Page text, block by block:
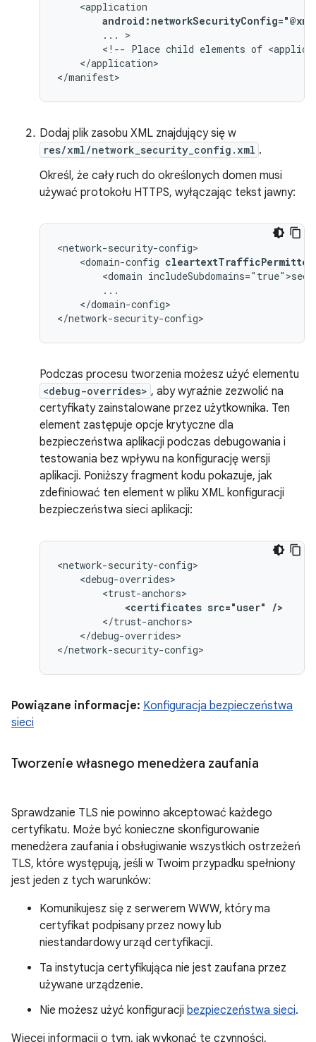
...
<!-- Place child elements of
</application>
</manifest>
Dodaj plik zasobu XML znajdujący się w
res/xml/network_security_config.xml .
Określ, że cały ruch do określonych domen musi
używać protokołu HTTPS, wyłączając tekst jawny:
<domain-config
<domain
</domain-config>
</network-security-config>
Podczas procesu tworzenia możesz użyć elementu
<debug-overrides> , aby wyraźnie zezwolić na
certyfikaty zainstalowane przez użytkownika. Ten
element zastępuje opcje krytyczne dla
bezpieczeństwa aplikacji podczas debugowania i
testowania bez wpływu na konfigurację wersji
aplikacji. Poniższy fragment kodu pokazuje, jak
zdefiniować ten element w pliku XML konfiguracji
bezpieczeństwa sieci aplikacji:
<certificates src="user" />
</debug-overrides>
</network-security-config>
Powiązane informacje: Konfiguracja bezpieczeństwa
sieci
Tworzenie własnego menedżera zaufania
Sprawdzanie TLS nie powinno akceptować każdego
certyfikatu. Może być konieczne skonfigurowanie
menedżera zaufania i obsługiwanie wszystkich ostrzeżeń
TLS, które występują, jeśli w Twoim przypadku spełniony
jest jeden z tych warunków:
Komunikujesz się z serwerem WWW, który ma
certyfikat podpisany przez nowy lub
niestandardowy urząd certyfikacji.
Ta instytucja certyfikująca nie jest zaufana przez
używane urządzenie.
Nie możesz użyć konfiguracji bezpieczeństwa sieci.
Więcej informacji o tym, jak wykonać te czynności,